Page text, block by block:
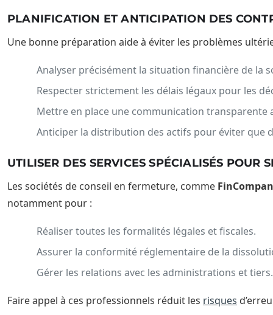
PLANIFICATION ET ANTICIPATION DES
Une bonne préparation aide à éviter les problèmes
Analyser précisément la situation financière de la
Respecter strictement les délais légaux pour les
Mettre en place une communication transparente
Anticiper la distribution des actifs pour éviter que
UTILISER DES SERVICES SPÉCIALISÉS POUR
Les sociétés de conseil en fermeture, comme
notamment pour :
Réaliser toutes les formalités légales et fiscales.
Assurer la conformité réglementaire de la
Gérer les relations avec les administrations et tiers.
Faire appel à ces professionnels réduit les risques